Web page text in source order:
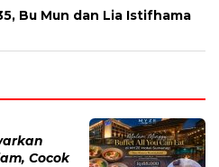
Bu Mun dan Lia Istifhama
Cocok